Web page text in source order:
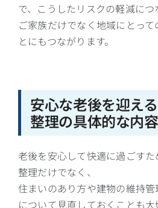
で、こうしたリスクの軽減につ
ご家族だけでなく地域にとっ
とにもつながります。
安心な老後を迎え
整理の具体的な内容
老後を安心して快適に過ごす
整理だけでなく、
住まいのあり方や建物の維持
について見直しておくことも大